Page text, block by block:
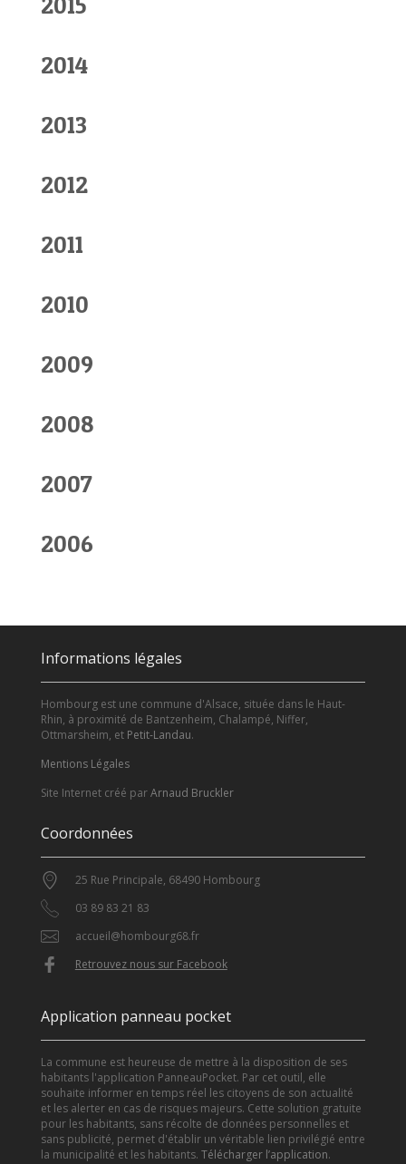
2014
2013
2012
2011
2010
2009
2008
2007
2006
Informations légales
Hombourg est une commune d'Alsace, située dans le Haut-
Rhin, à proximité de Bantzenheim, Chalampé, Niffer,
Ottmarsheim, et Petit-Landau.
Mentions Légales
Site Internet créé parArnaud Bruckler
Coordonnées
25 Rue Principale, 68490 Hombourg
03 89 83 21 83
accueil@hombourg68.fr
Retrouvez nous sur Facebook
Application panneau pocket
La commune est heureuse de mettre à la disposition de ses
habitants l'application PanneauPocket. Par cet outil, elle
souhaite informer en temps réel les citoyens de son actualité
et les alerter en cas de risques majeurs. Cette solution gratuite
pour les habitants, sans récolte de données personnelles et
sans publicité, permet d'établir un véritable lien privilégié entre
la municipalité et les habitants. Télécharger l’application.